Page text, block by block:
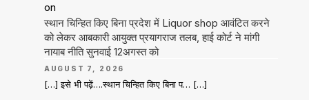
on
स्थान चिन्हित किए बिना प्रदेश में Liquor shop आवंटित करने
को लेकर आबकारी आयुक्त प्रयागराज तलब, हाई कोर्ट ने मांगी
नायाब नीति सुनवाई 12अगस्त को
AUGUST 7, 2026
[…] इसे भी पढ़ें….स्थान चिन्हित किए बिना प… […]